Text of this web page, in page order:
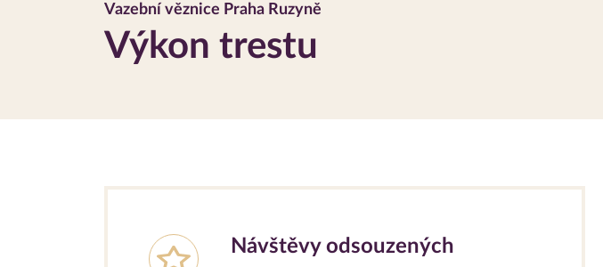
Vazební věznice Praha Ruzyně
Výkon trestu
Návštěvy odsouzených